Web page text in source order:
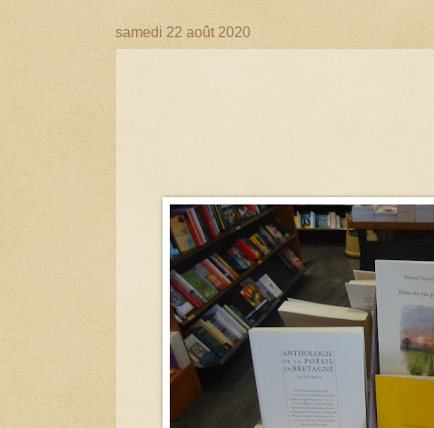
samedi 22 août 2020